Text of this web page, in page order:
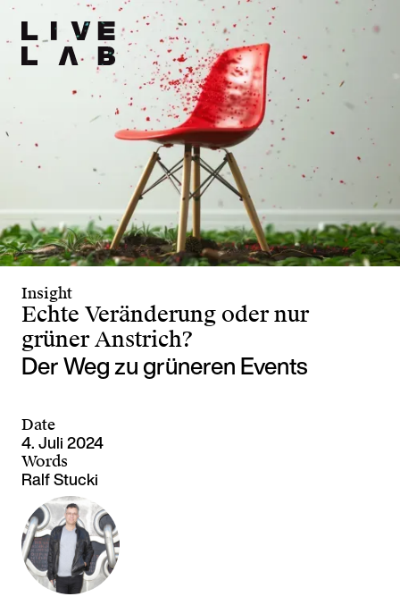
Insight
Echte Veränderung oder nur
grüner Anstrich?
Der Weg zu grüneren Events
Date
4. Juli 2024
Words
Ralf Stucki